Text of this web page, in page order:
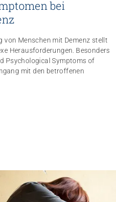
und
bei Menschen mit
bei
von Menschen mit Demenz stellt
Herausforderungen. Besonders
Psychological Symptoms of
mit den betroffenen